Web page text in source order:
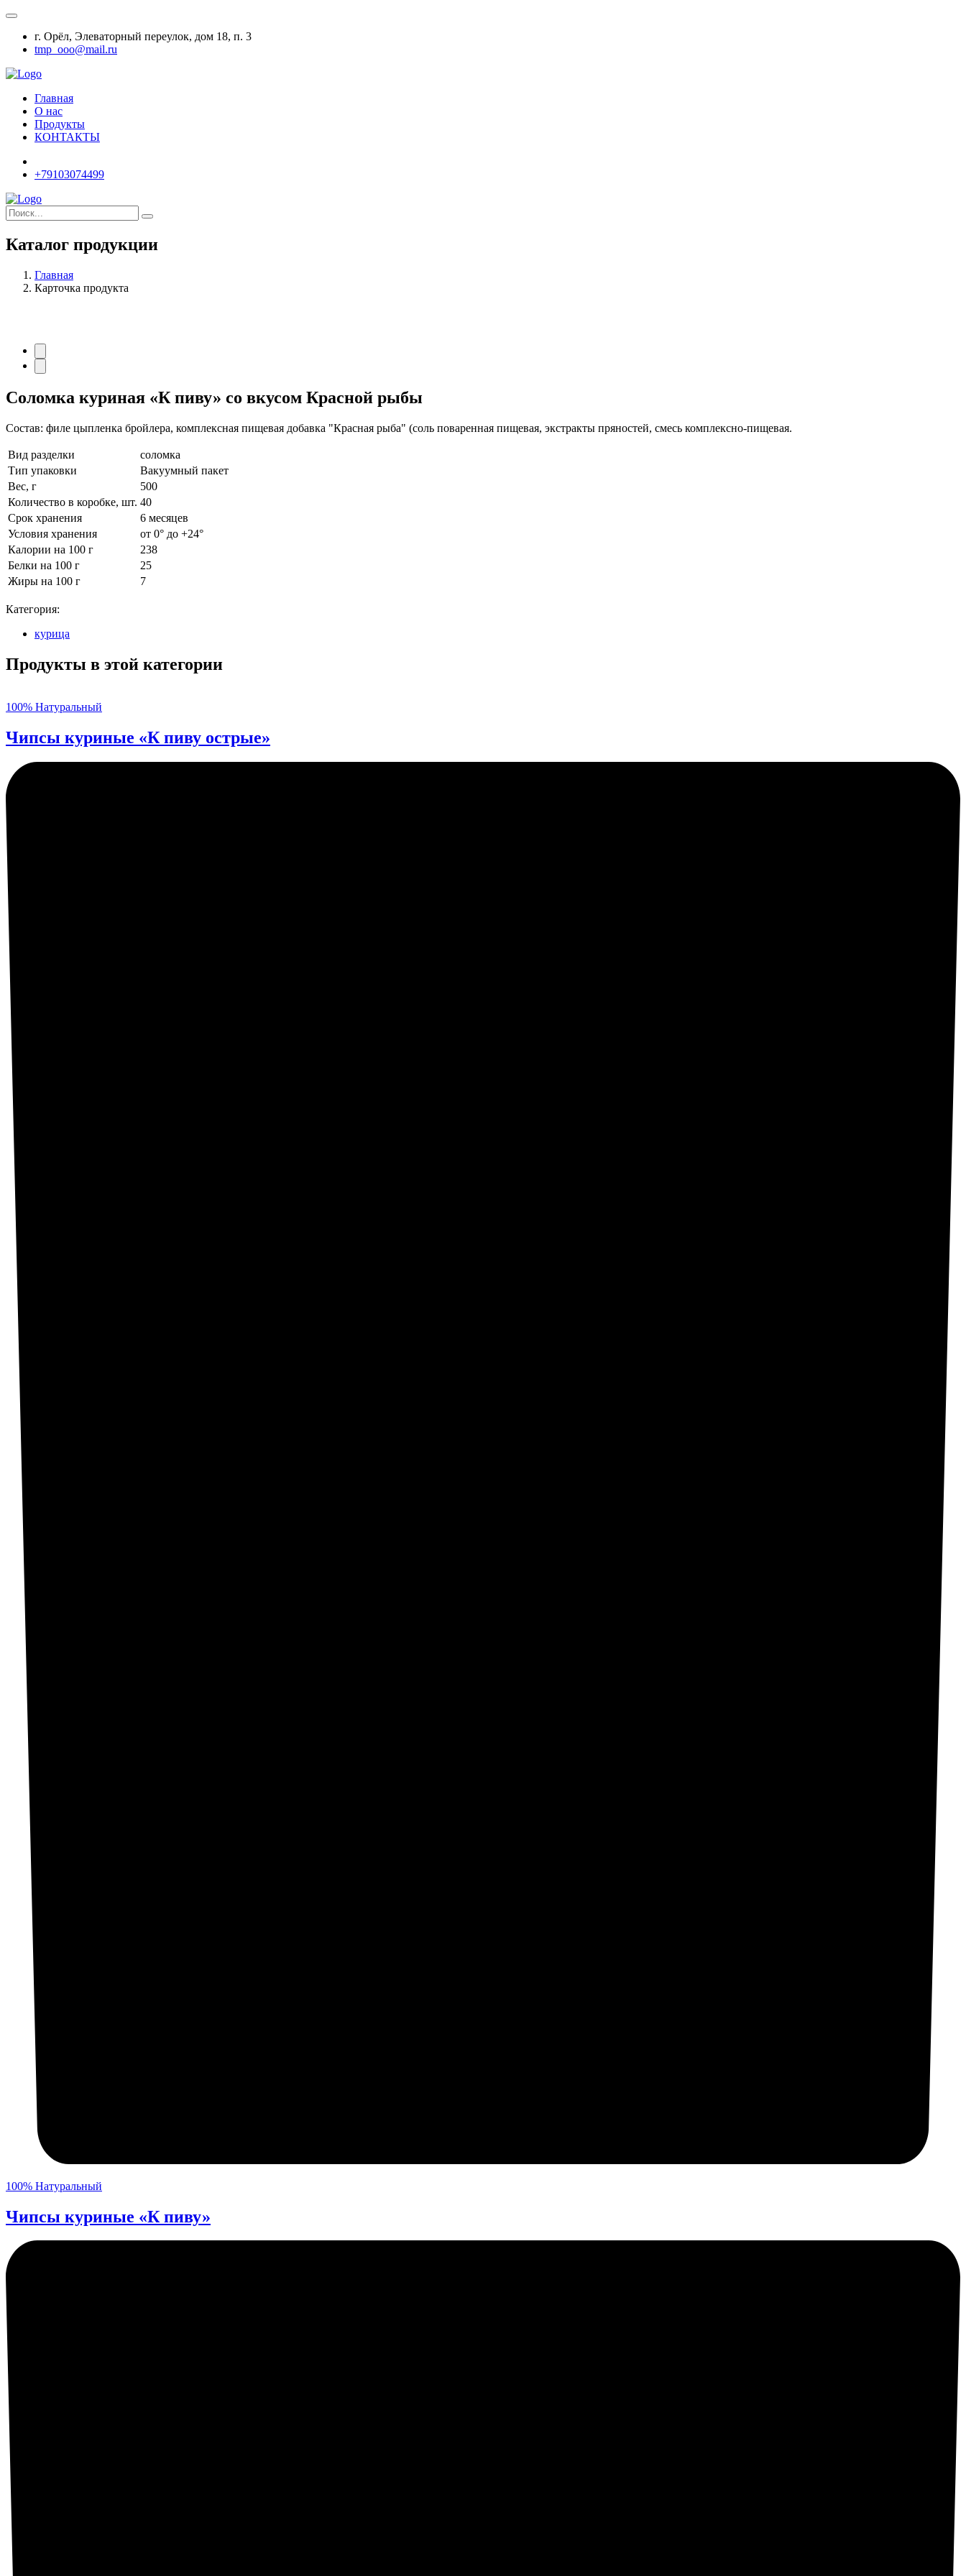
г. Орёл, Элеваторный переулок, дом 18, п. 3
tmp_ooo@mail.ru
Главная
О нас
Продукты
КОНТАКТЫ
+79103074499
Каталог продукции
Главная
Карточка продукта
Соломка куриная «К пиву» со вкусом Красной рыбы
Состав: филе цыпленка бройлера, комплексная пищевая добавка "Красная рыба" (соль поваренная пищевая, экстракты пряностей, смесь комплексно-пищевая.
Вид разделки
соломка
Тип упаковки
Вакуумный пакет
Вес, г
500
Количество в коробке, шт. 40
Срок хранения
6 месяцев
Условия хранения
от 0° до +24°
Калории на 100 г
238
Белки на 100 г
25
Жиры на 100 г
7
Категория:
курица
Продукты в этой категории
100% Натуральный
Чипсы куриные «К пиву острые»
100% Натуральный
Чипсы куриные «К пиву»